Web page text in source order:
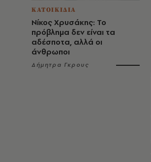
ΚΑΤΟΙΚΙΔΙΑ
Νίκος Χρυσάκης: Το
πρόβλημα δεν είναι τα
αδέσποτα, αλλά οι
άνθρωποι
Δήμητρα Γκρους